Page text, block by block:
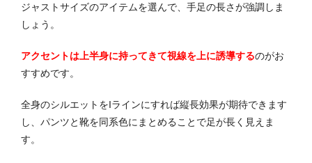
ジャストサイズのアイテムを選んで、手足の長さが強調しま
しょう。
アクセントは上半身に持ってきて視線を上に誘導するのがお
すすめです。
全身のシルエットをIラインにすれば縦長効果が期待できます
し、パンツと靴を同系色にまとめることで足が長く見えま
す。